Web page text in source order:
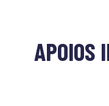
APOIOS